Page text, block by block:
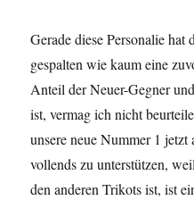
Gerade diese Personalie hat
gespalten wie kaum eine
Anteil der Neuer-Gegner
ist, vermag ich nicht
unsere neue Nummer 1
vollends zu unterstützen,
den anderen Trikots ist, ist